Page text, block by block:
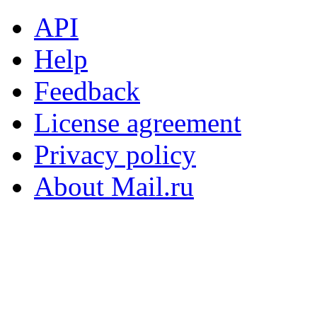
API
Help
Feedback
License agreement
Privacy policy
About Mail.ru